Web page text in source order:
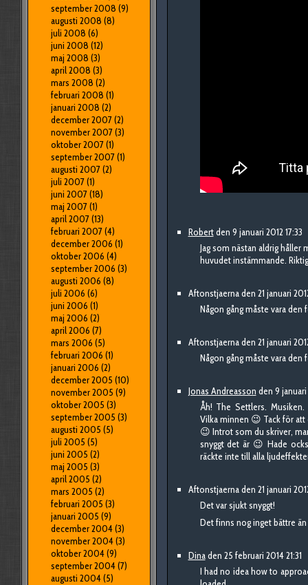
september 2008 (9)
augusti 2008 (8)
juli 2008 (6)
juni 2008 (12)
maj 2008 (3)
april 2008 (3)
mars 2008 (2)
februari 2008 (1)
januari 2008 (2)
december 2007(2)
november 2007(3)
oktober 2007(1)
september 2007(1)
augusti 2007(2)
juli 2007(1)
juni 2007(18)
maj 2007(1)
april 2007(13)
februari 2007(4)
december 2006 (1)
oktober 2006 (4)
september 2006 (3)
augusti 2006 (8)
juli 2006 (6)
juni 2006 (1)
maj 2006 (2)
april 2006 (7)
mars 2006 (5)
februari 2006 (1)
januari 2006 (2)
december 2005 (10)
november 2005 (9)
oktober 2005 (3)
september 2005 (3)
augusti 2005 (5)
juli 2005 (5)
juni 2005 (2)
maj 2005 (3)
april 2005 (2)
mars 2005 (2)
februari 2005 (3)
januari 2005 (9)
december 2004(3)
november 2004(3)
oktober 2004(9)
september 2004(7)
augusti 2004(5)
Robertden 9 januari 2012 17:33
Jag som nästan aldrig håller
huvudet instämmande.
Aftonstjaerna den 21 januari
Någon gång måste vara den
Aftonstjaerna den 21 januari
Någon gång måste vara den
Jonas Andreasson den 9 januari
Åh! The Settlers.
Vilka minnen 😉 Tack för
😉 Introt som du skriver,
snyggt det är 😉 Hade
räckte inte till alla
Aftonstjaerna den 21 januari
Det var sjukt snyggt!
Det finns nog inget bättre
Dinaden 25 februari 2014 21:31
I had no idea how to